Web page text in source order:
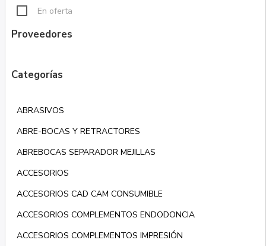
En oferta
Proveedores
Categorías
ABRASIVOS
ABRE-BOCAS Y RETRACTORES
ABREBOCAS SEPARADOR MEJILLAS
ACCESORIOS
ACCESORIOS CAD CAM CONSUMIBLE
ACCESORIOS COMPLEMENTOS ENDODONCIA
ACCESORIOS COMPLEMENTOS IMPRESIÓN